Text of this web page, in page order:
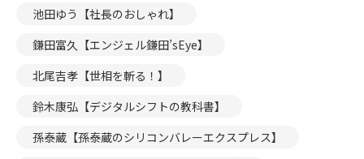
池田ゆう【社長のおしゃれ】
鎌田富久【エンジェル鎌田’sEye】
北尾吉孝【世相を斬る！】
鈴木康弘【デジタルシフトの教科書】
孫泰蔵【孫泰蔵のシリコンバレーエクスプレス】